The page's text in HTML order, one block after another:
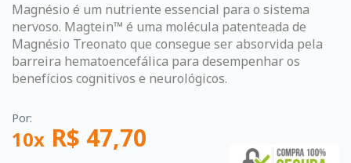
Magnésio é um nutriente essencial para o sistema
nervoso. Magtein™ é uma molécula patenteada de
Magnésio Treonato que consegue ser absorvida pela
barreira hematoencefálica para desempenhar os
benefícios cognitivos e neurológicos.
Por:
10x R$ 47,70